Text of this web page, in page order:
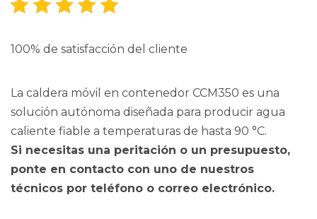
100% de satisfacción del cliente
La caldera móvil en contenedor CCM350 es una
solución autónoma diseñada para producir agua
caliente fiable a temperaturas de hasta 90 °C.
Si necesitas una peritación o un presupuesto,
ponte en contacto con uno de nuestros
técnicos por teléfono o correo electrónico.